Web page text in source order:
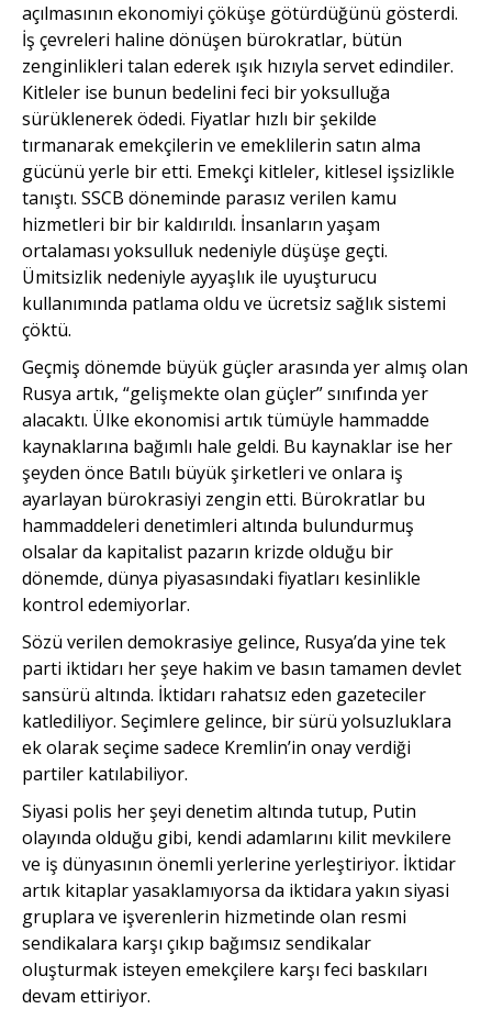
açılmasının ekonomiyi çöküşe götürdüğünü gösterdi.
İş çevreleri haline dönüşen bürokratlar, bütün
zenginlikleri talan ederek ışık hızıyla servet edindiler.
Kitleler ise bunun bedelini feci bir yoksulluğa
sürüklenerek ödedi. Fiyatlar hızlı bir şekilde
tırmanarak emekçilerin ve emeklilerin satın alma
gücünü yerle bir etti. Emekçi kitleler, kitlesel işsizlikle
tanıştı. SSCB döneminde parasız verilen kamu
hizmetleri bir bir kaldırıldı. İnsanların yaşam
ortalaması yoksulluk nedeniyle düşüşe geçti.
Ümitsizlik nedeniyle ayyaşlık ile uyuşturucu
kullanımında patlama oldu ve ücretsiz sağlık sistemi
çöktü.
Geçmiş dönemde büyük güçler arasında yer almış olan
Rusya artık, “gelişmekte olan güçler” sınıfında yer
alacaktı. Ülke ekonomisi artık tümüyle hammadde
kaynaklarına bağımlı hale geldi. Bu kaynaklar ise her
şeyden önce Batılı büyük şirketleri ve onlara iş
ayarlayan bürokrasiyi zengin etti. Bürokratlar bu
hammaddeleri denetimleri altında bulundurmuş
olsalar da kapitalist pazarın krizde olduğu bir
dönemde, dünya piyasasındaki fiyatları kesinlikle
kontrol edemiyorlar.
Sözü verilen demokrasiye gelince, Rusya’da yine tek
parti iktidarı her şeye hakim ve basın tamamen devlet
sansürü altında. İktidarı rahatsız eden gazeteciler
katlediliyor. Seçimlere gelince, bir sürü yolsuzluklara
ek olarak seçime sadece Kremlin’in onay verdiği
partiler katılabiliyor.
Siyasi polis her şeyi denetim altında tutup, Putin
olayında olduğu gibi, kendi adamlarını kilit mevkilere
ve iş dünyasının önemli yerlerine yerleştiriyor. İktidar
artık kitaplar yasaklamıyorsa da iktidara yakın siyasi
gruplara ve işverenlerin hizmetinde olan resmi
sendikalara karşı çıkıp bağımsız sendikalar
oluşturmak isteyen emekçilere karşı feci baskıları
devam ettiriyor.